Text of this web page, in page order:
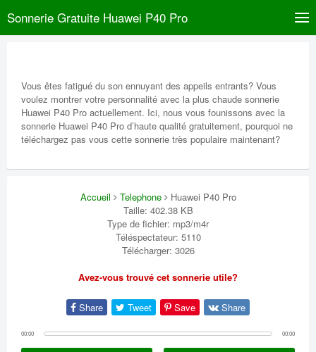
Sonnerie Gratuite Huawei P40 Pro
Vous êtes fatigué du son ennuyant des appeils entrants? Vous
voulez montrer votre personnalité avec la plus chaude sonnerie
Huawei P40 Pro actuellement. Ici, nous vous founissons avec la
sonnerie Huawei P40 Pro d’haute qualité gratuitement, pourquoi ne
téléchargez pas vous cette sonnerie très populaire maintenant?
Accueil Telephone
Huawei P40 Pro
Taille: 402.38 KB
Type de fichier: mp3/m4r
Téléspectateur: 5110
Télécharger: 3026
Avez-vous trouvé cet sonnerie utile?
Share Tweet Save Share
00:00 00:00